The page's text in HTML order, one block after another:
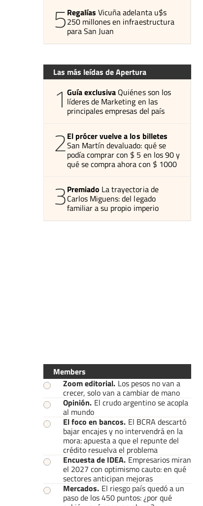
5Regalías Vicuña adelanta u$s
250 millones en infraestructura
para San Juan
Las más leídas de Apertura
1 Guía exclusiva Quiénes son los
líderes de Marketing en las
principales empresas del país
2El prócer vuelve a los billetes
San Martín devaluado: qué se
podía comprar con $ 5 en los 90 y
qué se compra ahora con $ 1000
3Premiado La trayectoria de
Carlos Miguens: del legado
familiar a su propio imperio
Members
Zoom editorial. Los pesos no van a
crecer, solo van a cambiar de mano
Opinión. El crudo argentino se acopla
al mundo
El foco en bancos. El BCRA descartó
bajar encajes y no intervendrá en la
mora: apuesta a que el repunte del
crédito resuelva el problema
Encuesta de IDEA. Empresarios miran
el 2027 con optimismo cauto: en qué
sectores anticipan mejoras
Mercados. El riesgo país quedó a un
paso de los 450 puntos: ¿por qué